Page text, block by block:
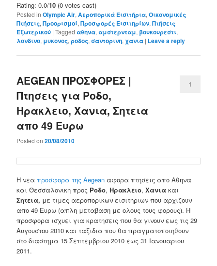
Rating: 0.0/10 (0 votes cast)
Posted in Olympic Air,Αεροπορικά Εισιτήρια,Οικονομικές
Πτήσεις,Προορισμοί,Προσφορές Εισιτηρίων,Πτήσεις
Εξωτερικού |Tagged αθηνα,αμστερνταμ, βουκουρεστι,
λονδινο, μυκονος,ροδος,σαντορινη, χανια | Leave a reply
AEGEAN ΠΡΟΣΦΟΡΕΣ |
Πτησεις για Ροδο,
Ηρακλειο, Χανια, Σητεια
απο 49 Ευρω
Posted on20/08/2010
1
Η νεαπροσφορα της Aegean αφορα πτησεις απο Αθηνα
και Θεσσαλονικη προς Ροδο,Ηρακλειο,Χανια και
Σητεια, με τιμες αεροπορικων εισιτηριων που αρχιζουν
απο 49 Ευρω (απλη μεταβαση με ολους τους φορους). Η
προσφορα ισχυει για κρατησεις που θα γινουν εως τις 29
Αυγουστου 2010 και ταξιδια που θα πραγματοποιηθουν
στο διαστημα 15 Σεπτεμβριου 2010 εως 31 Ιανουαριου
2011.